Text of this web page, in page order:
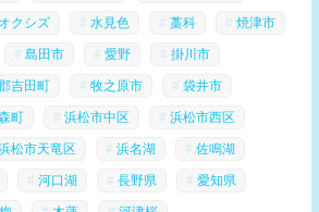
オクシズ 水見色 藁科 焼津市
島田市 愛野 掛川市
吉田町 牧之原市 袋井市
町 浜松市中区 浜松市西区
松市天竜区 浜名湖 佐鳴湖
河口湖 長野県 愛知県